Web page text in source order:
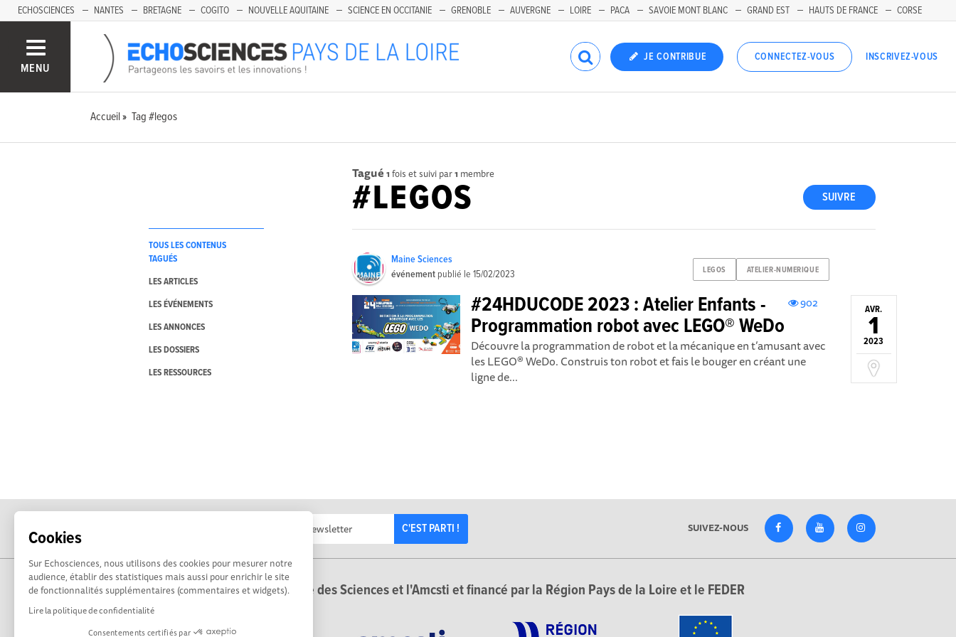
Cookies
Sur Echosciences, nous utilisons des cookies pour mesurer notre
audience, établir des statistiques mais aussi pour enrichir le site
de fonctionnalités supplémentaires (commentaires et widgets).
Lire la politique de confidentialité
Consentements certifiés par
ECHOSCIENCES NANTES BRETAGNE COGITO NOUVELLE AQUITAINE SCIENCE EN OCCITANIE GRENOBLE AUVERGNE LOIRE PACA SAVOIE MONT BLANC GRAND EST HAUTS DE FRANCE CORSE
MENU
JE CONTRIBUE CONNECTEZ-VOUS INSCRIVEZ-VOUS
Accueil Tag #legos
TOUS LES CONTENUS
TAGUÉS
LES ARTICLES
LES ÉVÉNEMENTS
LES ANNONCES
LES DOSSIERS
LES RESSOURCES
Tagué 1 fois et suivi par1 membre
SUIVRE
#LEGOS
LEGOS ATELIER-NUMERIQUE
Maine Sciences
événement publié le15/02/2023
AVR.
1
2023
902
#24HDUCODE 2023 : Atelier Enfants -
Programmation robot avec LEGO® WeDo
Découvre la programmation de robot et la mécanique en t’amusant avec
les LEGO® WeDo. Construis ton robot et fais le bouger en créant une
ligne de...
C'EST PARTI ! SUIVEZ-NOUS
Propulsé par Terre des Sciences et l'Amcsti et financé par la Région Pays de la Loire et le FEDER